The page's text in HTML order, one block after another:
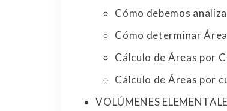
Cómo debemos
Cómo determinar
Cálculo de Áreas por
Cálculo de Áreas por
VOLÚMENES